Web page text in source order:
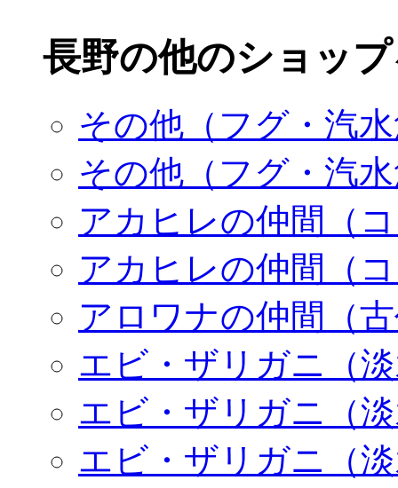
長野の他のショッ
その他（フグ・汽
その他（フグ・汽
アカヒレの仲間（
アカヒレの仲間（
アロワナの仲間（
エビ・ザリガニ（
エビ・ザリガニ（
エビ・ザリガニ（